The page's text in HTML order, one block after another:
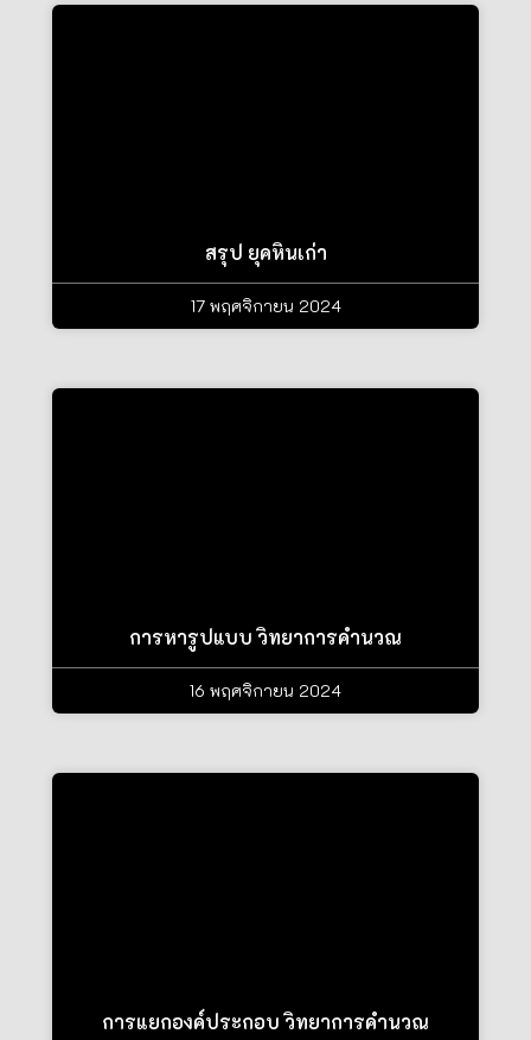
สรุป ยุคหินเก่า
17 พฤศจิกายน 2024
การหารูปแบบ วิทยาการคำนวณ
16 พฤศจิกายน 2024
การแยกองค์ประกอบ วิทยาการคำนวณ